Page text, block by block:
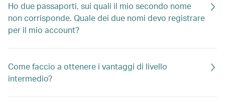
Ho due passaporti, sui quali il mio secondo nome
non corrisponde. Quale dei due nomi devo registrare
per il mio account?
Come faccio a ottenere i vantaggi di livello
intermedio?